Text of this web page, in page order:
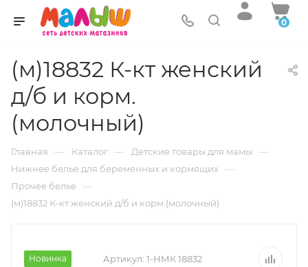
0
(м)18832 К-кт женский
д/б и корм.
(молочный)
Главная — Каталог — Детские товары для мамы —
Нижнее белье для беременных и кормящих —
Прочее белье —
(м)18832 К-кт женский д/б и корм.(молочный)
Новинка Артикул: 1-НМК 18832